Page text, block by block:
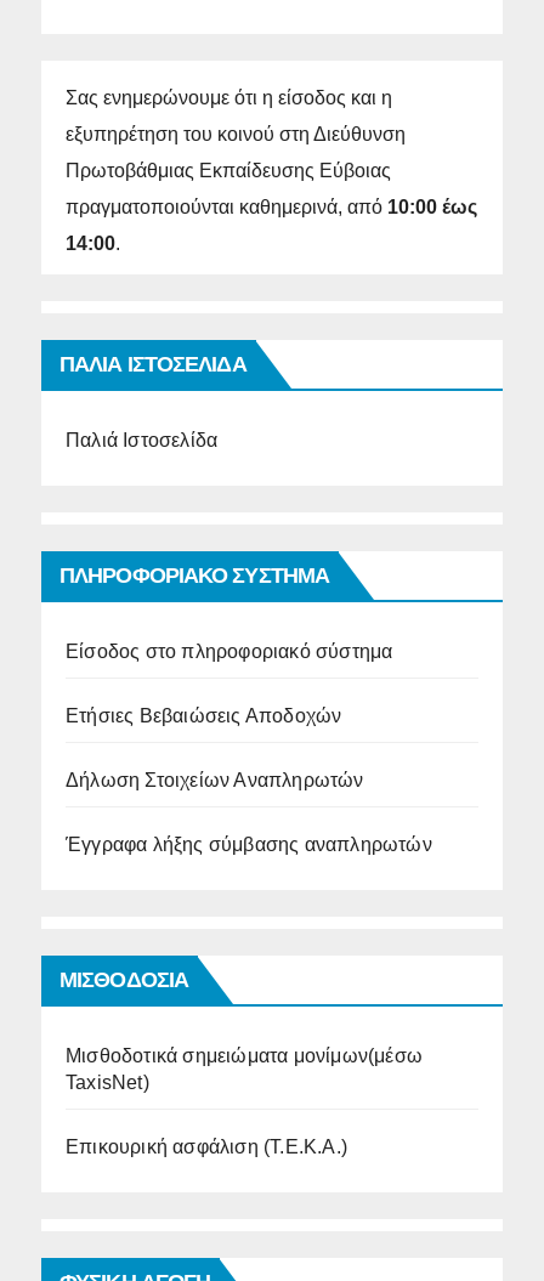
Σας ενημερώνουμε ότι η είσοδος και η
εξυπηρέτηση του κοινού στη Διεύθυνση
Πρωτοβάθμιας Εκπαίδευσης Εύβοιας
πραγματοποιούνται καθημερινά, από 10:00 έως
14:00.
ΠΑΛΙΑ ΙΣΤΟΣΕΛΙΔΑ
Παλιά Ιστοσελίδα
ΠΛΗΡΟΦΟΡΙΑΚΟ ΣΥΣΤΗΜΑ
Είσοδος στο πληροφοριακό σύστημα
Ετήσιες Βεβαιώσεις Αποδοχών
Δήλωση Στοιχείων Αναπληρωτών
Έγγραφα λήξης σύμβασης αναπληρωτών
ΜΙΣΘΟΔΟΣΙΑ
Μισθοδοτικά σημειώματα μονίμων(μέσω
TaxisNet)
Επικουρική ασφάλιση (Τ.Ε.Κ.Α.)